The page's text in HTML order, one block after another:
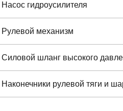
Насос гидроусилителя
Рулевой механизм
Силовой шланг высокого
Наконечники рулевой тяги и